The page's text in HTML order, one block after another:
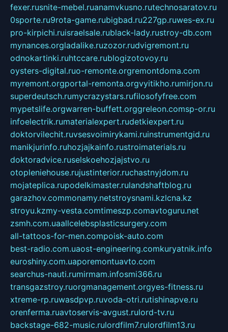
fexer.rusnite-mebel.ruanamvkusno.rutechnosaratov.ru
0sporte.ru9rota-game.rubigbad.ru227gp.ruwes-ex.ru
pro-kirpichi.ruisraelsale.rublack-lady.rustroy-db.com
mynances.orgladalike.ruzozor.rudvigremont.ru
odnokartinki.ruhtccare.rublogizotovoy.ru
oysters-digital.ruo-remonte.orgremontdoma.com
myremont.orgportal-remonta.orgvyitikho.rumirjon.ru
superdeutsch.rumycrazystars.rufilosofyfree.com
mypetslife.orgwarren-buffett.orggreleon.comsp-or.ru
infoelectrik.rumaterialexpert.rudetkiexpert.ru
doktorvilechit.ruvsesvoimirykami.ruinstrumentgid.ru
manikjurinfo.ruhozjajkainfo.rustroimaterials.ru
doktoradvice.ruselskoehozjajstvo.ru
otopleniehouse.rujustinterior.ruchastnyjdom.ru
mojateplica.rupodelkimaster.rulandshaftblog.ru
garazhov.commonamy.netstroysnami.kzlcna.kz
stroyu.kzmy-vesta.comtimeszp.comavtoguru.net
zsmh.com.uaallcelebsplasticsurgery.com
all-tattoos-for-men.compoisk-auto.com
best-radio.com.uaost-engineering.comkuryatnik.info
euroshiny.com.uaporemontuavto.com
searchus-nauti.rumirmam.infosmi366.ru
transgazstroy.ruorgmanagement.orgyes-fitness.ru
xtreme-rp.ruwasdpvp.ruvoda-otri.rutishinapve.ru
orenferma.ruavtoservis-avgust.rulord-tv.ru
backstage-682-music.rulordfilm7.rulordfilm13.ru